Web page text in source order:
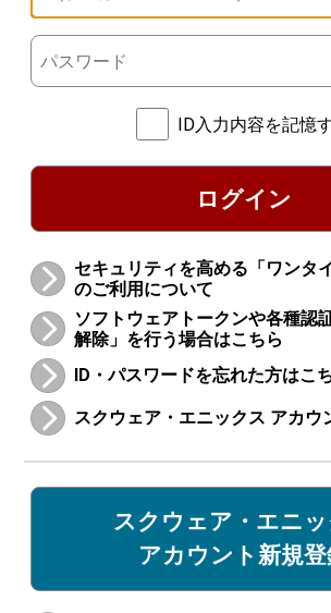
ID入力内容を記憶
ログイン
セキュリティを高める「ワンタ
のご利用について
ソフトウェアトークンや各種認
解除」を行う場合はこちら
ID・パスワードを忘れた方はこ
スクウェア・エニックス アカウ
スクウェア・エニッ
アカウント新規登